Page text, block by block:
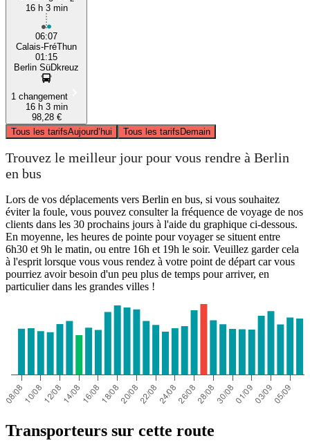
16 h 3 min
06:07
Calais-FréThun
01:15
Berlin SüDkreuz
1 changement
16 h 3 min
98,28 €
Tous les tarifsAujourd’hui Tous les tarifsDemain
Trouvez le meilleur jour pour vous rendre à Berlin
en bus
Lors de vos déplacements vers Berlin en bus, si vous souhaitez
éviter la foule, vous pouvez consulter la fréquence de voyage de nos
clients dans les 30 prochains jours à l'aide du graphique ci-dessous.
En moyenne, les heures de pointe pour voyager se situent entre
6h30 et 9h le matin, ou entre 16h et 19h le soir. Veuillez garder cela
à l'esprit lorsque vous vous rendez à votre point de départ car vous
pourriez avoir besoin d'un peu plus de temps pour arriver, en
particulier dans les grandes villes !
Transporteurs sur cette route